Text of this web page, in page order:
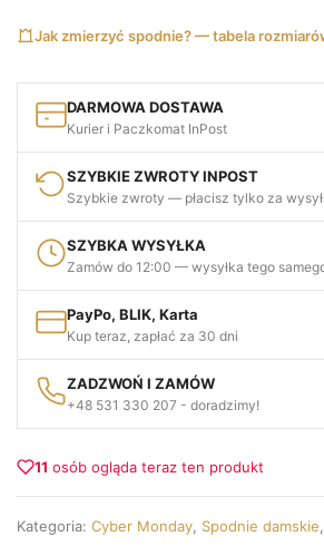
Jak zmierzyć spodnie? — tabela
DARMOWA DOSTAWA
Kurier i Paczkomat InPost
SZYBKIE ZWROTY INPOST
Szybkie zwroty — płacisz tylko za
SZYBKA WYSYŁKA
Zamów do 12:00 — wysyłka tego
PayPo, BLIK, Karta
Kup teraz, zapłać za 30 dni
ZADZWOŃ I ZAMÓW
+48 531 330 207 - doradzimy!
11 osób ogląda teraz ten produkt
Kategoria: Cyber Monday Spodnie damskie